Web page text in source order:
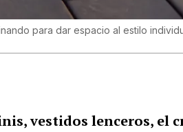
para dar espacio al estilo
vestidos lenceros, el